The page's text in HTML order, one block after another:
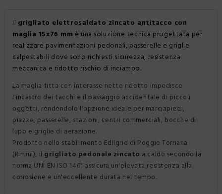
Il grigliato elettrosaldato zincato antitacco con
maglia 15x76 mm è una soluzione tecnica progettata per
realizzare pavimentazioni pedonali, passerelle e griglie
calpestabili dove sono richiesti sicurezza, resistenza
meccanica e ridotto rischio di inciampo.
La maglia fitta con interasse netto ridotto impedisce
l'incastro dei tacchi e il passaggio accidentale di piccoli
oggetti, rendendolo l'opzione ideale per marciapiedi,
piazze, passerelle, stazioni, centri commerciali, bocche di
lupo e griglie di aerazione.
Prodotto nello stabilimento Edilgrid di Poggio Torriana
(Rimini), il grigliato pedonale zincato a caldo secondo la
norma UNI EN ISO 1461 assicura un'elevata resistenza alla
corrosione e un'eccellente durata nel tempo.
CERTIFICAZIONI